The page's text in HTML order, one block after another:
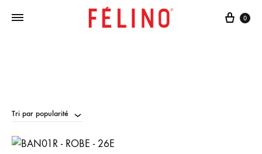
Cart
0
Tri par popularité